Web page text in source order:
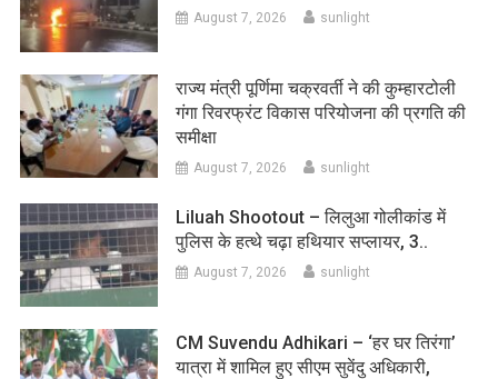
August 7, 2026 sunlight
राज्य मंत्री पूर्णिमा चक्रवर्ती ने की कुम्हारटोली
गंगा रिवरफ्रंट विकास परियोजना की प्रगति की
समीक्षा
August 7, 2026 sunlight
Liluah Shootout – लिलुआ गोलीकांड में
पुलिस के हत्थे चढ़ा हथियार सप्लायर, 3..
August 7, 2026 sunlight
CM Suvendu Adhikari – ‘हर घर तिरंगा’
यात्रा में शामिल हुए सीएम सुवेंदु अधिकारी,